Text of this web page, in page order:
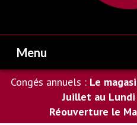
Menu
Congés annuels : Le
Juillet au
Réouverture le